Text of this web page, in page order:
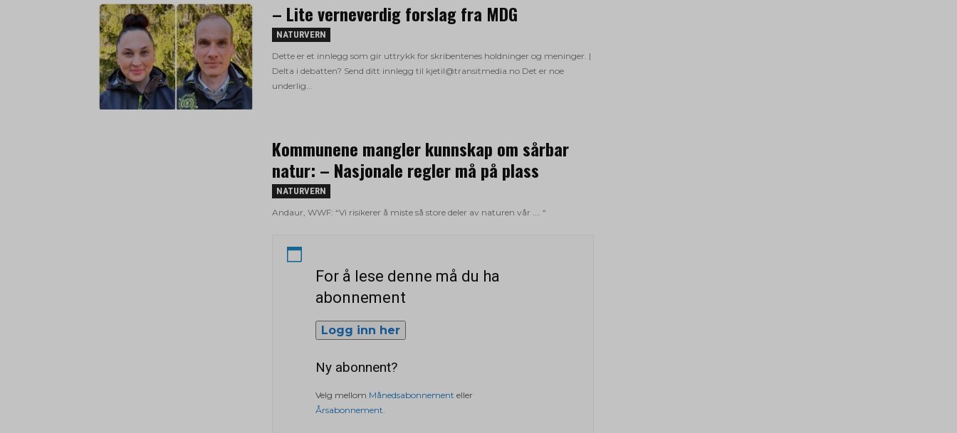
– Lite verneverdig forslag fra MDG
NATURVERN
Dette er et innlegg som gir uttrykk for skribentenes holdninger og meninger. |
Delta i debatten? Send ditt innlegg til kjetil@transitmedia.no Det er noe
underlig...
Kommunene mangler kunnskap om sårbar
natur: – Nasjonale regler må på plass
NATURVERN
Andaur, WWF: “Vi risikerer å miste så store deler av naturen vår …. “
For å lese denne må du ha
abonnement
Logg inn her
Ny abonnent?
Velg mellom Månedsabonnement eller
Årsabonnement.